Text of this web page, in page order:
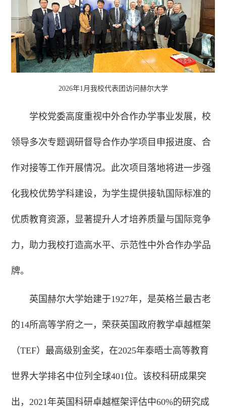
2026年1月我校代表团访问赫尔大学
学校党委高度重视中外合作办学事业发展，校
领导多次专题调研督导合作办学项目申报进度、合
作对接等工作开展情况。此次项目落地将进一步强
化我校优势学科建设，为学生提供接轨国际标准的
优质教育资源，显著提升人才培养质量与国际竞争
力，助力我校打造高水平、示范性中外合作办学品
牌。
英国赫尔大学始建于1927年，是英格兰最古老
的14所高等学府之一，荣获英国政府教学卓越框架
（TEF）最高级别金奖，在2025年泰晤士高等教育
世界大学排名中位列全球401位。该校科研成果突
出，2021年英国科研卓越框架评估中60%的研究成